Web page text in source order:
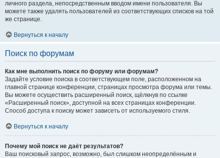
личного раздела, непосредственным вводом имени пользователя. Вы
можете также удалять пользователей из соответствующих списков на той
же странице.
Вернуться к началу
Поиск по форумам
Как мне выполнить поиск по форуму или форумам?
Задайте условие поиска в соответствующем поле, расположенном на
главной странице конференции, страницах просмотра форума или темы.
Вы можете осуществить расширенный поиск, щёлкнув по ссылке
«Расширенный поиск», доступной на всех страницах конференции.
Способ доступа к поиску может зависеть от используемого стиля.
Вернуться к началу
Почему мой поиск не даёт результатов?
Ваш поисковый запрос, возможно, был слишком неопределённым и